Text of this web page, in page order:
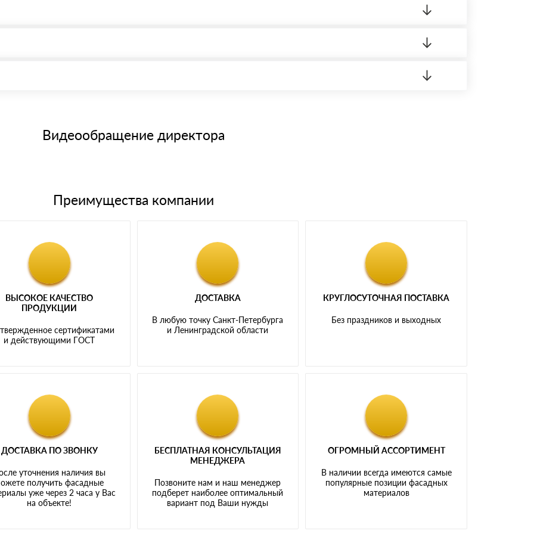
банковским картам
Видеообращение директора
Преимущества компании
ВЫСОКОЕ КАЧЕСТВО
ПРОДУКЦИИ
сертификатами
и действующими ГОСТ
ДОСТАВКА
В любую точку Санкт-Петербурга
и Ленинградской области
КРУГЛОСУТОЧНАЯ ПОСТАВКА
Без праздников и выходных
ДОСТАВКА ПО ЗВОНКУ
уточнения наличия вы
получить фасадные
уже через 2 часа у Вас
на объекте!
БЕСПЛАТНАЯ КОНСУЛЬТАЦИЯ
МЕНЕДЖЕРА
Позвоните нам и наш менеджер
подберет наиболее оптимальный
вариант под Ваши нужды
ОГРОМНЫЙ АССОРТИМЕНТ
В наличии всегда имеются самые
популярные позиции фасадных
материалов